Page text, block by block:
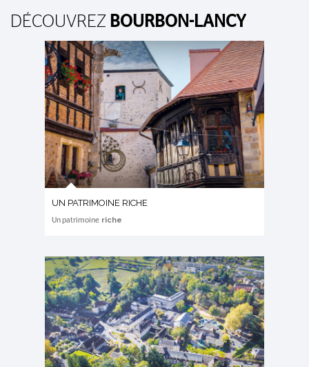
DÉCOUVREZ BOURBON-LANCY
UN PATRIMOINE RICHE
Un patrimoineriche